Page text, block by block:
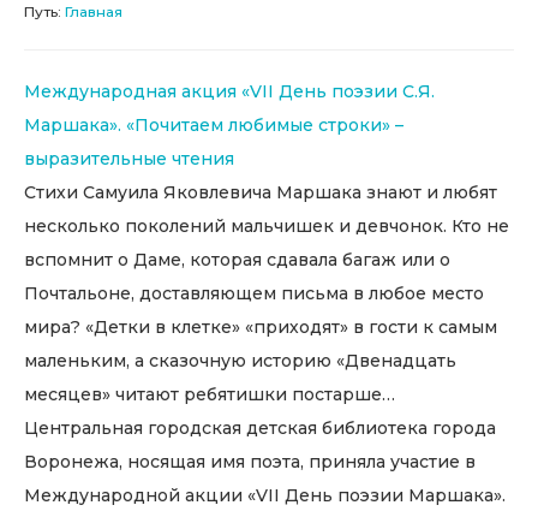
Путь: Главная
Международная акция «VII День поэзии С.Я.
Маршака». «Почитаем любимые строки» –
выразительные чтения
Стихи Самуила Яковлевича Маршака знают и любят
несколько поколений мальчишек и девчонок. Кто не
вспомнит о Даме, которая сдавала багаж или о
Почтальоне, доставляющем письма в любое место
мира? «Детки в клетке» «приходят» в гости к самым
маленьким, а сказочную историю «Двенадцать
месяцев» читают ребятишки постарше…
Центральная городская детская библиотека города
Воронежа, носящая имя поэта, приняла участие в
Международной акции «VII День поэзии Маршака».